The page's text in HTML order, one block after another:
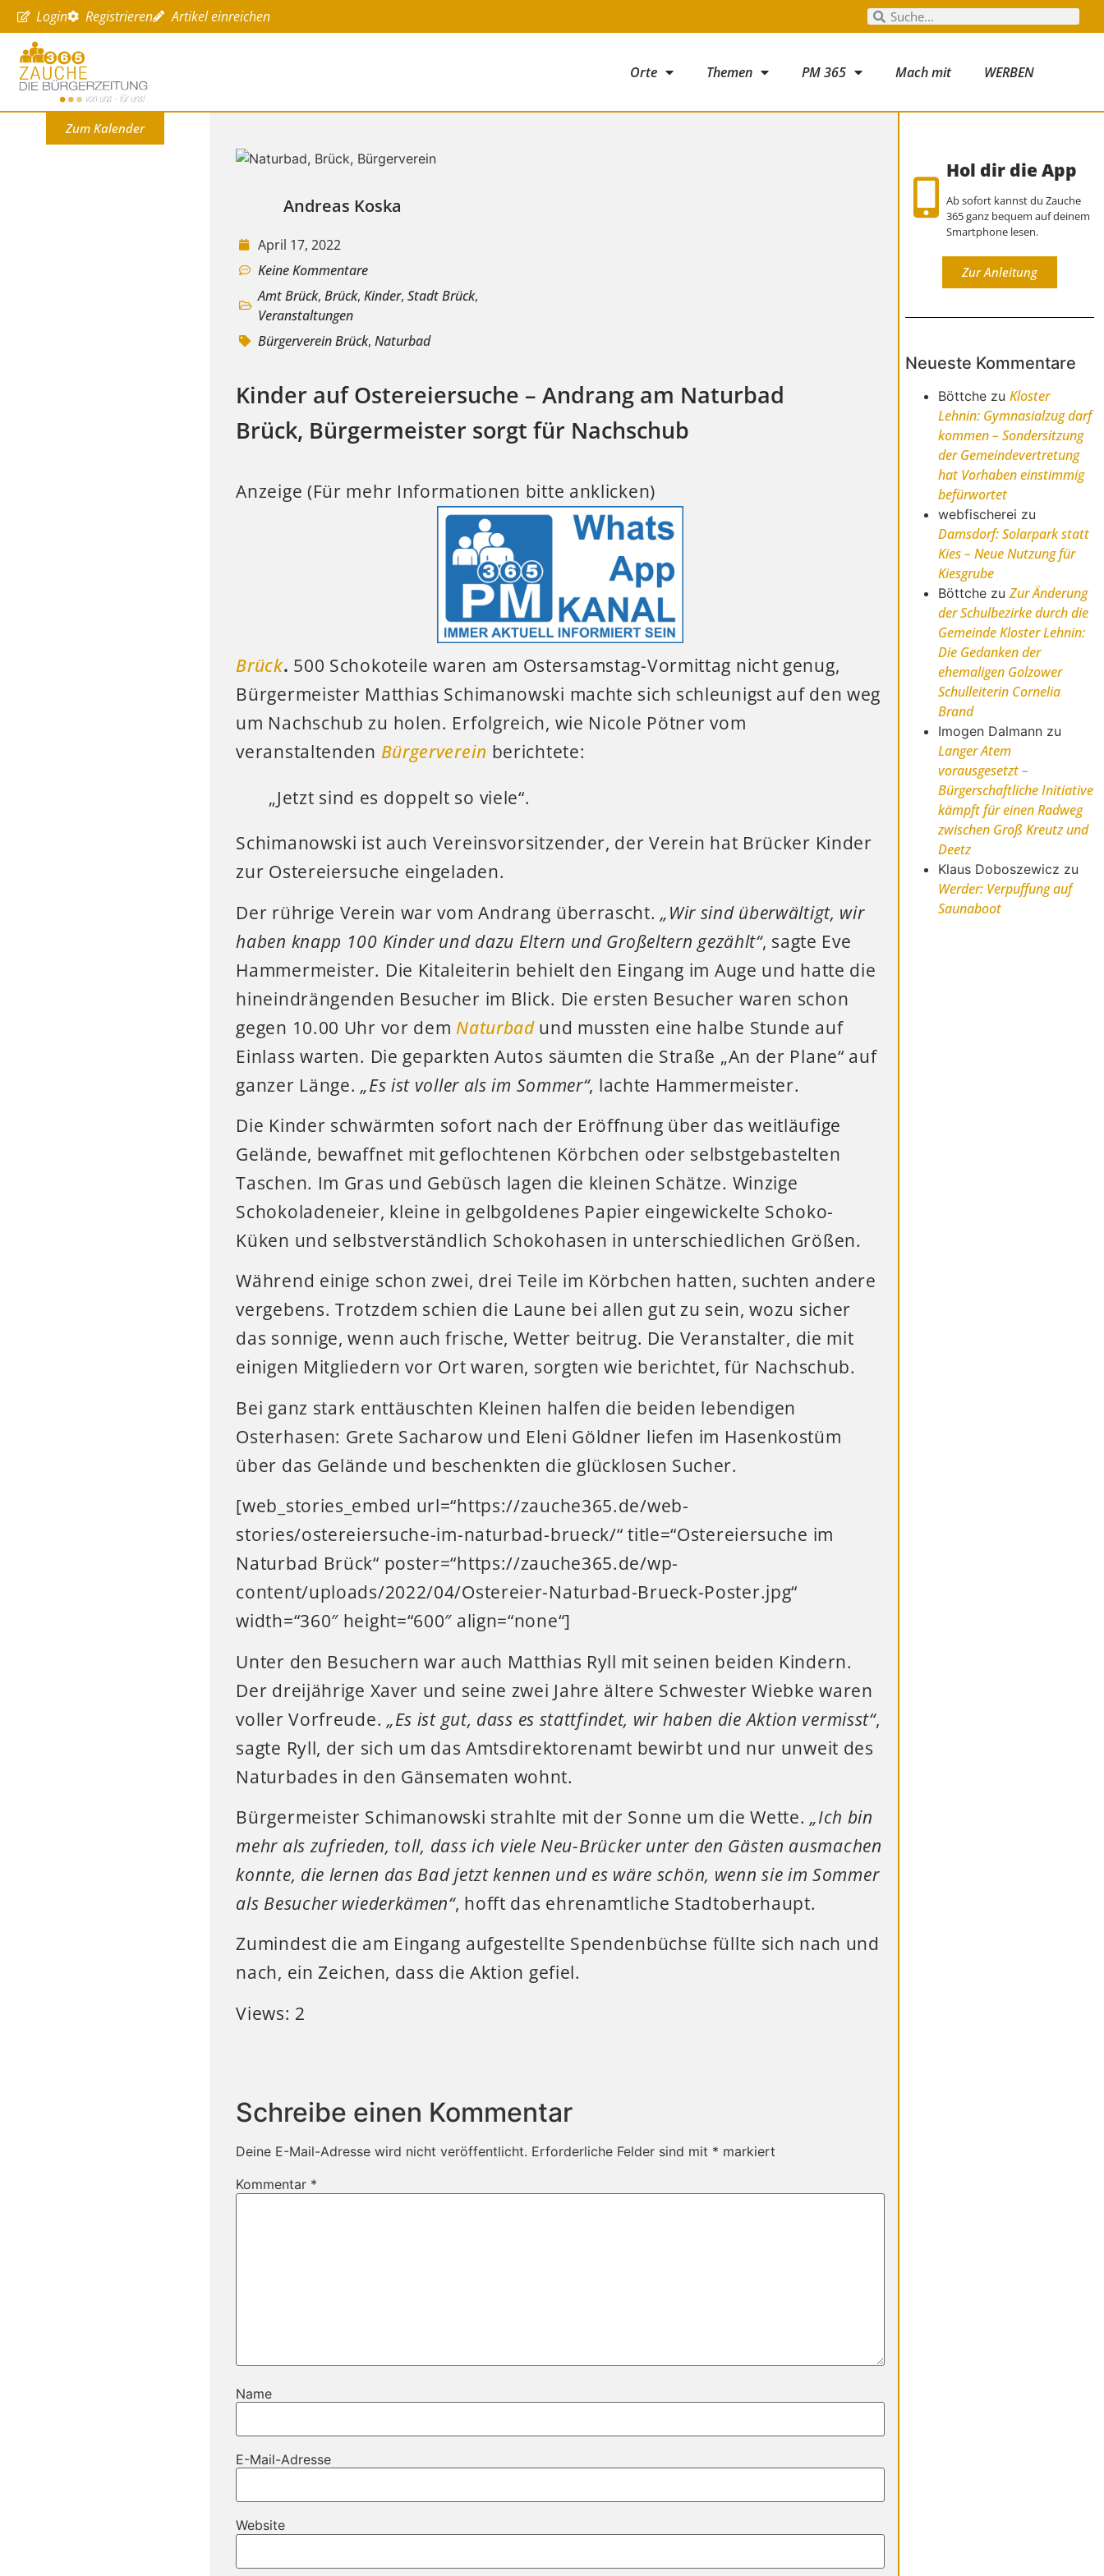
Login Registrieren Artikel einreichen
Orte Themen PM 365 Mach mit WERBEN
Zum Kalender
Andreas Koska
April 17, 2022
Keine Kommentare
Amt Brück,Brück,Kinder,Stadt Brück,
Veranstaltungen
Bürgerverein Brück,Naturbad
Kinder auf Ostereiersuche – Andrang am Naturbad
Brück, Bürgermeister sorgt für Nachschub
Anzeige (Für mehr Informationen bitte anklicken)
Brück. 500 Schokoteile waren am Ostersamstag-Vormittag nicht genug,
Bürgermeister Matthias Schimanowski machte sich schleunigst auf den weg
um Nachschub zu holen. Erfolgreich, wie Nicole Pötner vom
veranstaltenden Bürgerverein berichtete:
„Jetzt sind es doppelt so viele“.
Schimanowski ist auch Vereinsvorsitzender, der Verein hat Brücker Kinder
zur Ostereiersuche eingeladen.
Der rührige Verein war vom Andrang überrascht.„Wir sind überwältigt, wir
haben knapp 100 Kinder und dazu Eltern und Großeltern gezählt“, sagte Eve
Hammermeister. Die Kitaleiterin behielt den Eingang im Auge und hatte die
hineindrängenden Besucher im Blick. Die ersten Besucher waren schon
gegen 10.00 Uhr vor demNaturbadund mussten eine halbe Stunde auf
Einlass warten. Die geparkten Autos säumten die Straße „An der Plane“ auf
ganzer Länge.„Es ist voller als im Sommer“, lachte Hammermeister.
Die Kinder schwärmten sofort nach der Eröffnung über das weitläufige
Gelände, bewaffnet mit geflochtenen Körbchen oder selbstgebastelten
Taschen. Im Gras und Gebüsch lagen die kleinen Schätze. Winzige
Schokoladeneier, kleine in gelbgoldenes Papier eingewickelte Schoko-
Küken und selbstverständlich Schokohasen in unterschiedlichen Größen.
Während einige schon zwei, drei Teile im Körbchen hatten, suchten andere
vergebens. Trotzdem schien die Laune bei allen gut zu sein, wozu sicher
das sonnige, wenn auch frische, Wetter beitrug. Die Veranstalter, die mit
einigen Mitgliedern vor Ort waren, sorgten wie berichtet, für Nachschub.
Bei ganz stark enttäuschten Kleinen halfen die beiden lebendigen
Osterhasen: Grete Sacharow und Eleni Göldner liefen im Hasenkostüm
über das Gelände und beschenkten die glücklosen Sucher.
[web_stories_embed url=“https://zauche365.de/web-
stories/ostereiersuche-im-naturbad-brueck/“ title=“Ostereiersuche im
Naturbad Brück“ poster=“https://zauche365.de/wp-
content/uploads/2022/04/Ostereier-Naturbad-Brueck-Poster.jpg“
width=“360″ height=“600″ align=“none“]
Unter den Besuchern war auch Matthias Ryll mit seinen beiden Kindern.
Der dreijährige Xaver und seine zwei Jahre ältere Schwester Wiebke waren
voller Vorfreude. „Es ist gut, dass es stattfindet, wir haben die Aktion vermisst“,
sagte Ryll, der sich um das Amtsdirektorenamt bewirbt und nur unweit des
Naturbades in den Gänsematen wohnt.
Bürgermeister Schimanowski strahlte mit der Sonne um die Wette.„Ich bin
mehr als zufrieden, toll, dass ich viele Neu-Brücker unter den Gästen ausmachen
konnte, die lernen das Bad jetzt kennen und es wäre schön, wenn sie im Sommer
als Besucher wiederkämen“, hofft das ehrenamtliche Stadtoberhaupt.
Zumindest die am Eingang aufgestellte Spendenbüchse füllte sich nach und
nach, ein Zeichen, dass die Aktion gefiel.
Views: 2
Schreibe einen Kommentar
Deine E-Mail-Adresse wird nicht veröffentlicht. Erforderliche Felder sind mit * markiert
Kommentar *
Name
E-Mail-Adresse
Website
Hol dir die App
Ab sofort kannst du Zauche
365 ganz bequem auf deinem
Smartphone lesen.
Zur Anleitung
Neueste Kommentare
Böttche zuKloster
Lehnin: Gymnasialzug darf
kommen – Sondersitzung
der Gemeindevertretung
hat Vorhaben einstimmig
befürwortet
webfischerei zu
Damsdorf: Solarpark statt
Kies – Neue Nutzung für
Kiesgrube
Böttche zuZur Änderung
der Schulbezirke durch die
Gemeinde Kloster Lehnin:
Die Gedanken der
ehemaligen Golzower
Schulleiterin Cornelia
Brand
Imogen Dalmann zu
Langer Atem
vorausgesetzt –
Bürgerschaftliche Initiative
kämpft für einen Radweg
zwischen Groß Kreutz und
Deetz
Klaus Doboszewicz zu
Werder: Verpuffung auf
Saunaboot